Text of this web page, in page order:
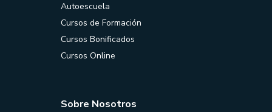
Autoescuela
Cursos de Formación
Cursos Bonificados
Cursos Online
Sobre Nosotros